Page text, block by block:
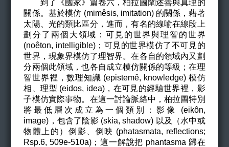
到了《國家》篇卷六，柏拉圖闡述善與真理的
關係。基於模仿 (mimêsis, imitation) 的關係，藉著
太陽、光的類比區分，進而，有名的線喻在線段上
劃分了兩個大領域：可見的世界與理智的世界
(noêton, intelligible)；可見的世界模仿了不可見的
世界，現象界模仿了理智界。在各自的領域內又劃
分兩個此領域，也各自成立模仿關係的等級；在理
智世界裡，數理知識 (epistemê, knowledge) 模仿
相、理型 (eidos, idea)，在可見的經驗世界裡，影
子模仿實際事物。在這一討論脈絡中，柏拉圖特別
將最低層次成立為一個類別：影像 (eikôn,
image)，包含了陰影 (skia, shadow) 以及（水中或
物體上的）倒影、倒映 (phatasmata, reflections;
Rsp.6, 509e-510a)；這一解說把 phantasma 歸在